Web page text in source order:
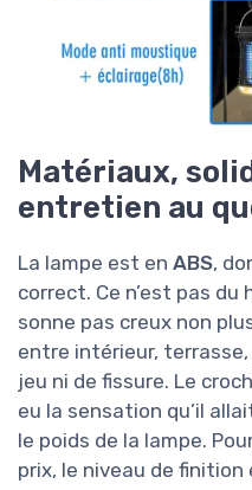
Matériaux,
entretien au
La lampe est en ABS,
correct. Ce n’est pas du
sonne pas creux non
entre intérieur, terrasse,
jeu ni de fissure. Le
eu la sensation qu’il
le poids de la lampe.
prix, le niveau de